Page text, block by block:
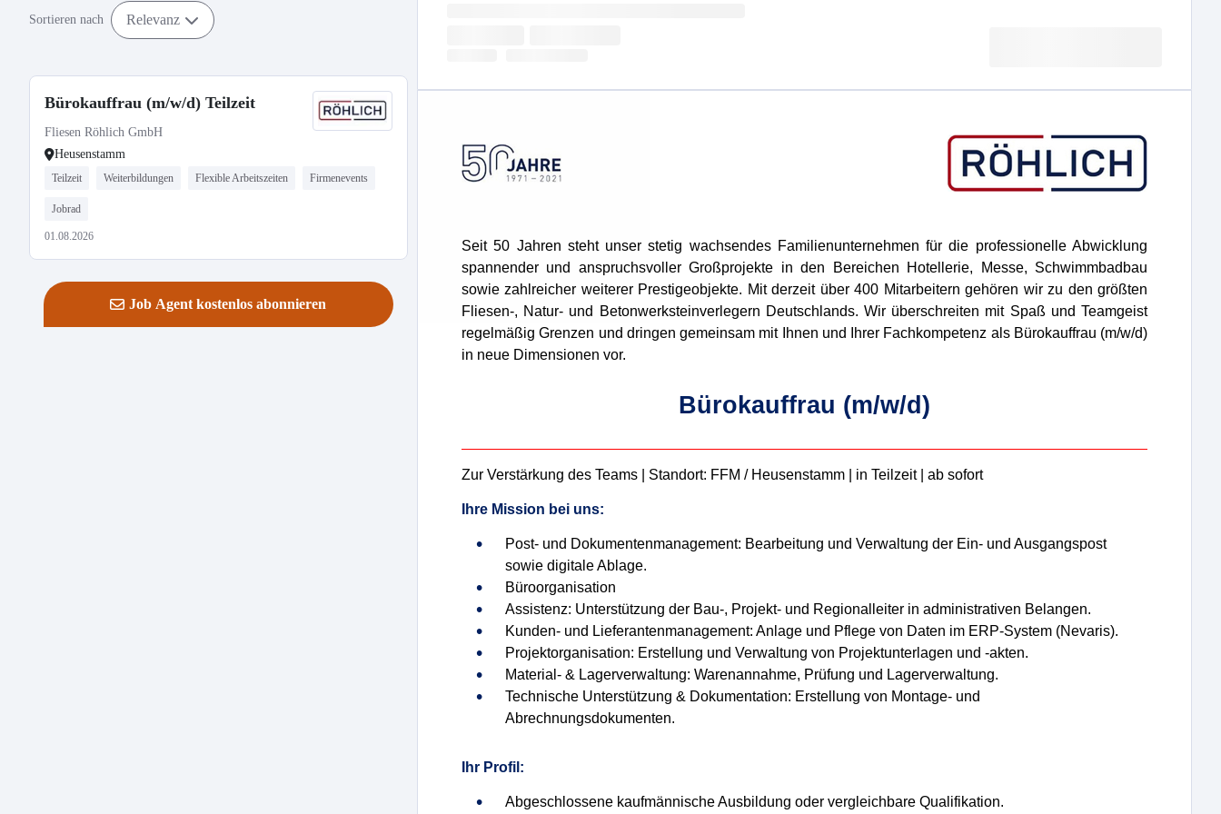
Sortieren nach Relevanz
Bürokauffrau (m/w/d) Teilzeit
Fliesen Röhlich GmbH
Heusenstamm
Teilzeit Weiterbildungen Flexible Arbeitszeiten Firmenevents
Jobrad
01.08.2026
Job Agent kostenlos abonnieren